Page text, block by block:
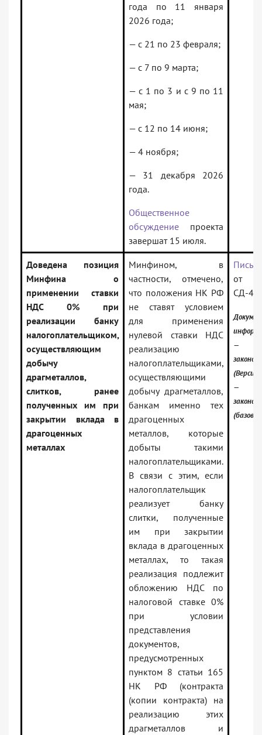
года по 11 января
2026 года;
— с 21 по 23 февраля;
— с 7 по 9 марта;
— с 1 по 3 и с 9 по 11
мая;
— с 12 по 14 июня;
— 4 ноября;
— 31 декабря 2026
года.
Общественное
обсуждение проекта
завершат 15 июля.
Доведена позиция
Минфина о
применении ставки
НДС 0% при
реализации банку
налогоплательщиком,
осуществляющим
добычу
драгметаллов,
слитков, ранее
полученных им при
закрытии вклада в
драгоценных
металлах
Минфином, в
частности, отмечено,
что положения НК РФ
не ставят условием
для применения
нулевой ставки НДС
реализацию
налогоплательщиками,
осуществляющими
добычу драгметаллов,
банкам именно тех
драгоценных
металлов, которые
добыты такими
налогоплательщиками.
В связи с этим, если
налогоплательщик
реализует банку
слитки, полученные
им при закрытии
вклада в драгоценных
металлах, то такая
реализация подлежит
обложению НДС по
налоговой ставке 0%
при условии
представления
документов,
предусмотренных
пунктом 8 статьи 165
НК РФ (контракта
(копии контракта) на
реализацию этих
драгметаллов и
от
СД-4-
—
(Версия
—